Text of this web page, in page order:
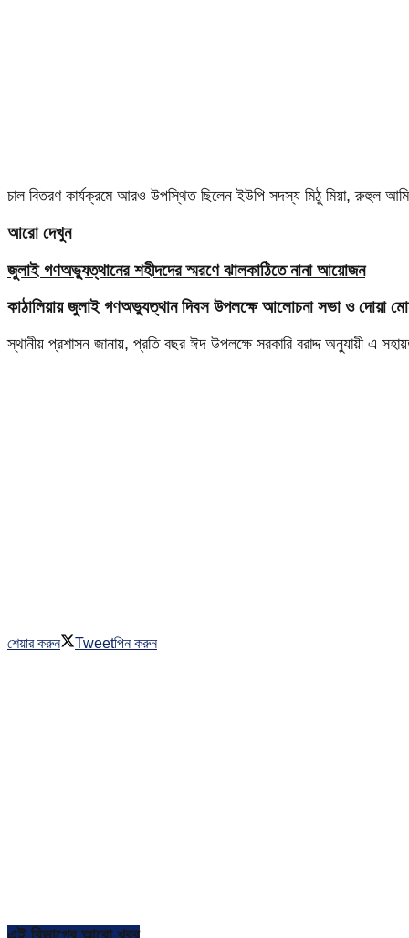
চাল বিতরণ কার্যক্রমে আরও উপস্থিত ছিলেন ইউপি সদস্য মিঠু মিয়া, রুহুল
আরো দেখুন
জুলাই গণঅভ্যুত্থানের শহীদদের স্মরণে ঝালকাঠিতে নানা আয়োজন
কাঠালিয়ায় জুলাই গণঅভ্যুত্থান দিবস উপলক্ষে আলোচনা সভা ও দোয়া
স্থানীয় প্রশাসন জানায়, প্রতি বছর ঈদ উপলক্ষে সরকারি বরাদ্দ অনুযায়ী এ
শেয়ার করুন Tweetপিন করুন